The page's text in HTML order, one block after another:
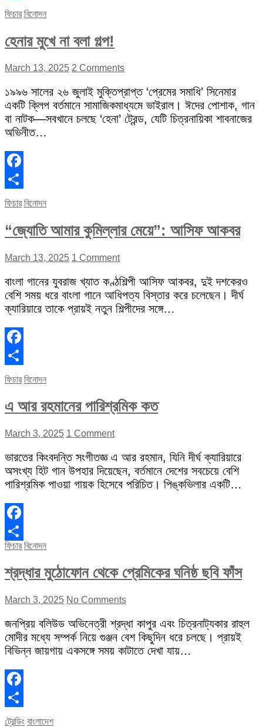
Share
ফিচার বিনোদন
হেনার মুখে না বলা গল্প!
March 13, 2025 2 Comments
১৯৯৬ সালের ২৬ জুলাই মুক্তিপ্রাপ্ত ‘প্রেমের সমাধি’ সিনেমার
একটি ক্লিপ বর্তমানে সামাজিকমাধ্যমে ভাইরাল। ঈদের পোশাক, গান
বা নাটক—সবখানে চলছে ‘হেনা’ ট্রেন্ড, যেটি চিত্রনায়িকা শাবনাজের
অভিনীত…
Facebook
Share
ফিচার বিনোদন
“জ্যোতি আমার কুমিল্লার মেয়ে”: আসিফ আকবর
March 13, 2025 1 Comment
বাংলা গানের যুবরাজ খ্যাত কণ্ঠশিল্পী আসিফ আকবর, দুই দশকেরও
বেশি সময় ধরে বাংলা গানে আধিপত্য বিস্তার করে চলেছেন। দীর্ঘ
ক্যারিয়ারে তাকে প্রায়ই নতুন শিল্পীদের সঙ্গে…
Facebook
Share
ফিচার বিনোদন
এ আর রহমানের পারিশ্রমিক কত
March 3, 2025 1 Comment
ভারতের কিংবদন্তি সংগীতজ্ঞ এ আর রহমান, যিনি দীর্ঘ ক্যারিয়ারে
অসংখ্য হিট গান উপহার দিয়েছেন, বর্তমানে দেশের সবচেয়ে বেশি
পারিশ্রমিক পাওয়া গায়ক হিসেবে পরিচিত। পিঙ্কভিলার একটি…
Facebook
Share
ফিচার বিনোদন
শ্রদ্ধার মুঠোফোন থেকে প্রেমিকের ঘনিষ্ঠ ছবি ফাঁস
March 3, 2025 No Comments
জনপ্রিয় বলিউড অভিনেত্রী শ্রদ্ধা কাপুর এবং চিত্রনাট্যকার রাহুল
মোদীর মধ্যে সম্পর্ক নিয়ে গুঞ্জন বেশ কিছুদিন ধরে চলছে। প্রায়ই
বিভিন্ন জায়গায় একসঙ্গে সময় কাটাতে দেখা যায়…
Facebook
Share
ট্রেন্ডিং বাংলাদেশ